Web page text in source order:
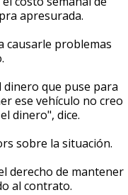
apresurada.
causarle problemas
que puse para
ese vehículo no creo
dinero", dice.
sobre la situación.
derecho de mantener
al contrato.